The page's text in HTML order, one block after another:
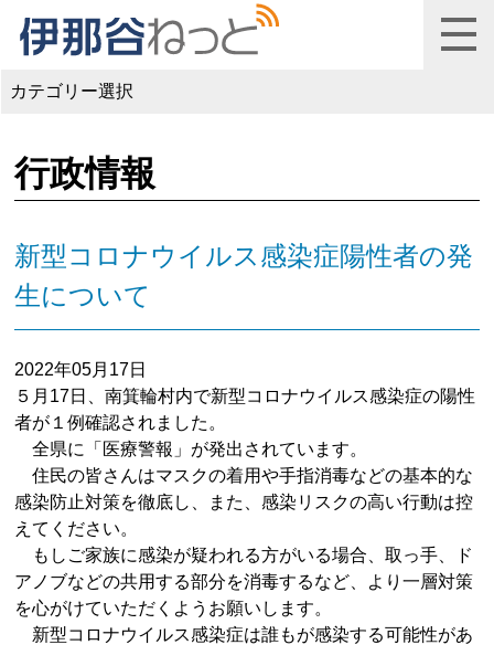
カテゴリー選択
行政情報
新型コロナウイルス感染症陽性者の発
生について
2022年05月17日
５月17日、南箕輪村内で新型コロナウイルス感染症の陽性
者が１例確認されました。
全県に「医療警報」が発出されています。
住民の皆さんはマスクの着用や手指消毒などの基本的な
感染防止対策を徹底し、また、感染リスクの高い行動は控
えてください。
もしご家族に感染が疑われる方がいる場合、取っ手、ド
アノブなどの共用する部分を消毒するなど、より一層対策
を心がけていただくようお願いします。
新型コロナウイルス感染症は誰もが感染する可能性があ